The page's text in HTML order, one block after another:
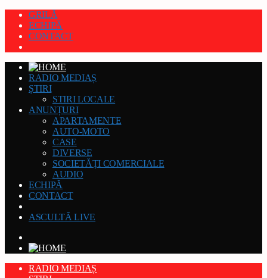
GRILĂ
ECHIPĂ
CONTACT
RADIO MEDIAȘ
ȘTIRI
STIRI LOCALE
ANUNȚURI
APARTAMENTE
AUTO-MOTO
CASE
DIVERSE
SOCIETĂȚI COMERCIALE
AUDIO
ECHIPĂ
CONTACT
ASCULTĂ LIVE
RADIO MEDIAȘ